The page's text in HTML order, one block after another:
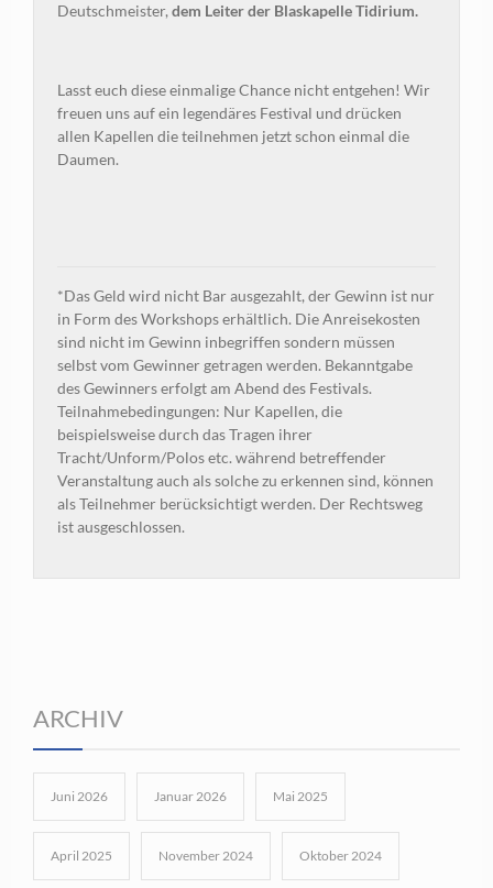
Deutschmeister,dem Leiter der Blaskapelle Tidirium.
Lasst euch diese einmalige Chance nicht entgehen! Wir
freuen uns auf ein legendäres Festival und drücken
allen Kapellen die teilnehmen jetzt schon einmal die
Daumen.
*Das Geld wird nicht Bar ausgezahlt, der Gewinn ist nur
in Form des Workshops erhältlich. Die Anreisekosten
sind nicht im Gewinn inbegriffen sondern müssen
selbst vom Gewinner getragen werden. Bekanntgabe
des Gewinners erfolgt am Abend des Festivals.
Teilnahmebedingungen: Nur Kapellen, die
beispielsweise durch das Tragen ihrer
Tracht/Unform/Polos etc. während betreffender
Veranstaltung auch als solche zu erkennen sind, können
als Teilnehmer berücksichtigt werden. Der Rechtsweg
ist ausgeschlossen.
ARCHIV
Juni 2026 Januar 2026 Mai 2025
April 2025 November 2024 Oktober 2024